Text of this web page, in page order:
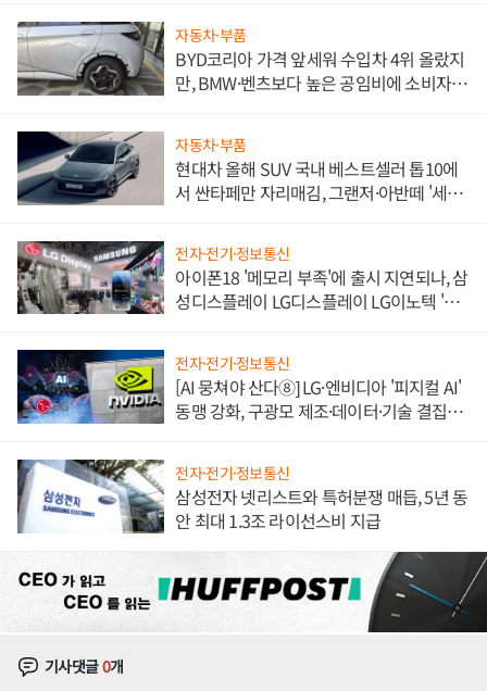
자동차·부품
BYD코리아 가격 앞세워 수입차 4위 올랐지
만, BMW·벤츠보다 높은 공임비에 소비자
자동차·부품
현대차 올해 SUV 국내 베스트셀러 톱10에
서 싼타페만 자리매김, 그랜저·아반떼 '세단
전자·전기·정보통신
아이폰18 '메모리 부족'에 출시 지연되나, 삼
성디스플레이 LG디스플레이 LG이노텍 '탈
전자·전기·정보통신
[AI 뭉쳐야 산다⑧] LG·엔비디아 '피지컬 AI'
동맹 강화, 구광모 제조·데이터·기술 결집
전자·전기·정보통신
삼성전자 넷리스트와 특허분쟁 매듭, 5년 동
안 최대 1.3조 라이선스비 지급
기사댓글0개